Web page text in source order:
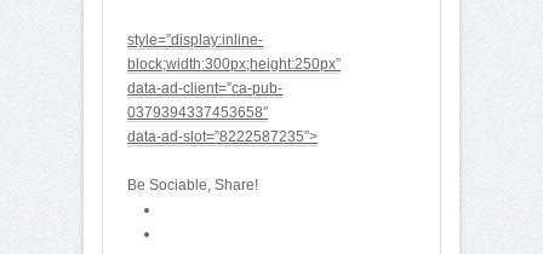
style=”display:inline-
block;width:300px;height:250px”
data-ad-client=”ca-pub-
0379394337453658″
data-ad-slot=”8222587235″>
Be Sociable, Share!